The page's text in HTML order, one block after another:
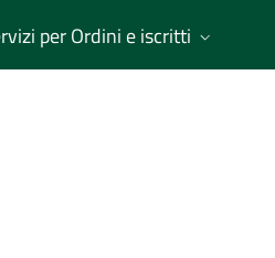
per Ordini e iscritti